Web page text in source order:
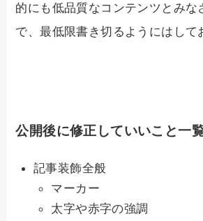
的にも低品質なコンテンツとみな
で、最低限書き切るようにはして
公開後に修正していいこと一
記事装飾全般
マーカー
太字や赤字の強調